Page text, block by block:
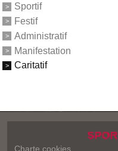
Sportif
Festif
Administratif
Manifestation
Caritatif
Charte cookies